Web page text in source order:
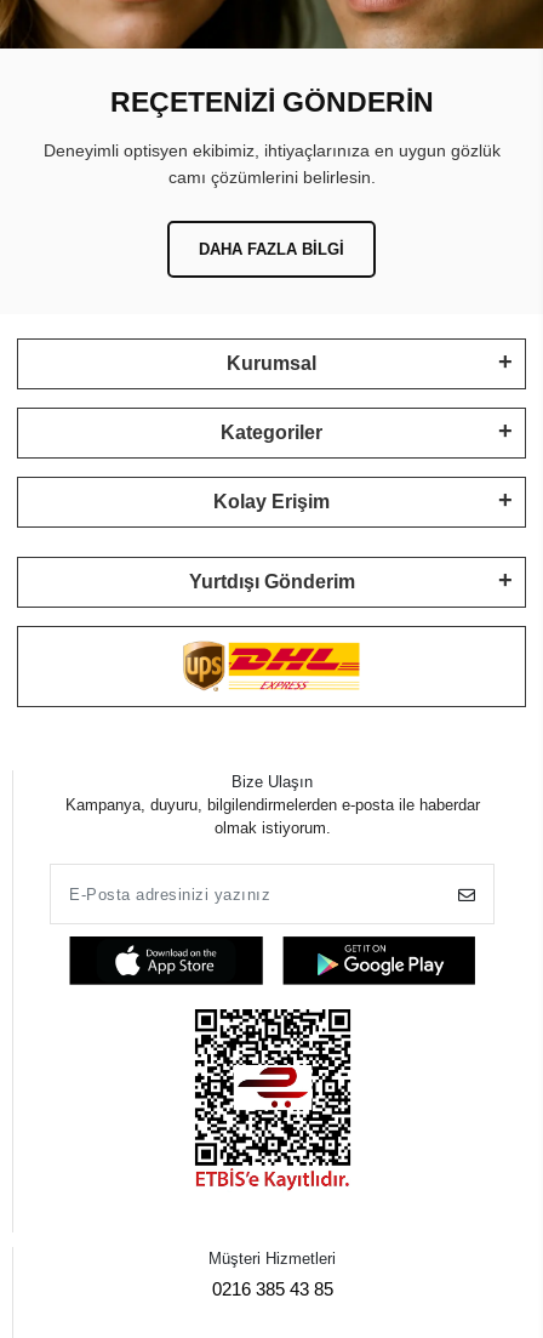
REÇETENİZİ GÖNDERİN
Deneyimli optisyen ekibimiz, ihtiyaçlarınıza en uygun gözlük
camı çözümlerini belirlesin.
DAHA FAZLA BILGI
Kurumsal
Kategoriler
Kolay Erişim
Yurtdışı Gönderim
Bize Ulaşın
Kampanya, duyuru, bilgilendirmelerden e-posta ile haberdar
olmak istiyorum.
Müşteri Hizmetleri
0216 385 43 85